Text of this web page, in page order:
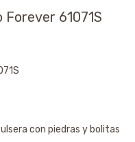
61071S
con piedras y bolitas